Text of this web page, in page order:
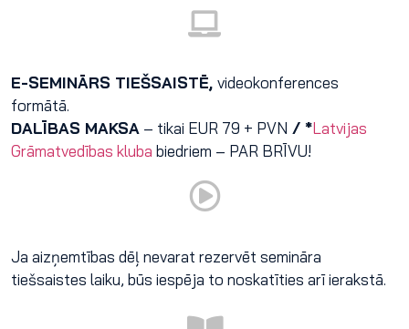
E-SEMINĀRS TIEŠSAISTĒ, videokonferences
formātā.
DALĪBAS MAKSA – tikai EUR 79 + PVN / *Latvijas
Grāmatvedības kluba biedriem – PAR BRĪVU!
Ja aizņemtības dēļ nevarat rezervēt semināra
tiešsaistes laiku, būs iespēja to noskatīties arī ierakstā.